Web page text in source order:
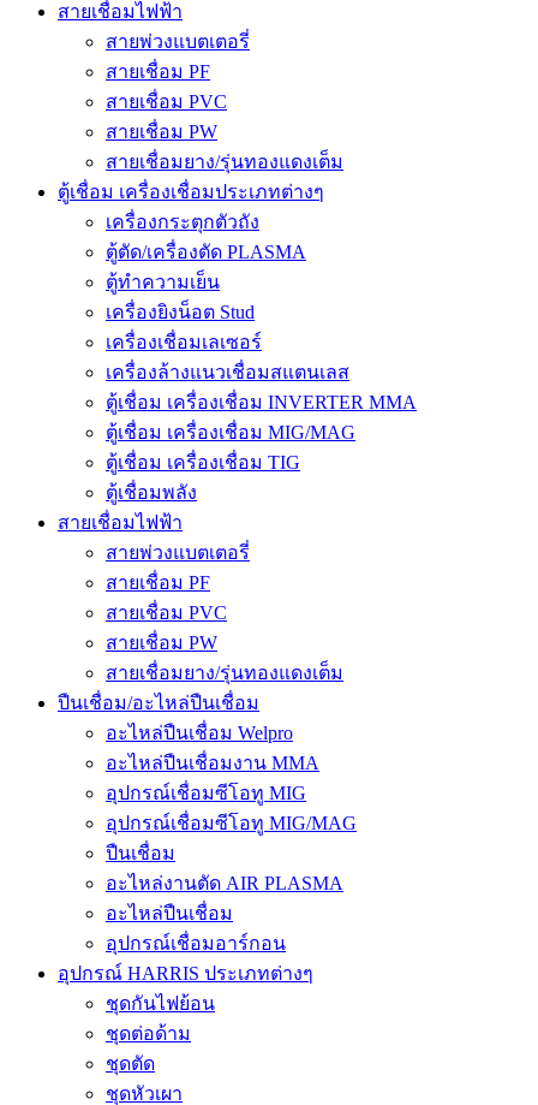
สายเชื่อมไฟฟ้า
สายพ่วงแบตเตอรี่
สายเชื่อม PF
สายเชื่อม PVC
สายเชื่อม PW
สายเชื่อมยาง/รุ่นทองแดงเต็ม
ตู้เชื่อม เครื่องเชื่อมประเภทต่างๆ
เครื่องกระตุกตัวถัง
ตู้ตัด/เครื่องตัด PLASMA
ตู้ทำความเย็น
เครื่องยิงน็อต Stud
เครื่องเชื่อมเลเซอร์
เครื่องล้างแนวเชื่อมสแตนเลส
ตู้เชื่อม เครื่องเชื่อม INVERTER MMA
ตู้เชื่อม เครื่องเชื่อม MIG/MAG
ตู้เชื่อม เครื่องเชื่อม TIG
ตู้เชื่อมพลัง
สายเชื่อมไฟฟ้า
สายพ่วงแบตเตอรี่
สายเชื่อม PF
สายเชื่อม PVC
สายเชื่อม PW
สายเชื่อมยาง/รุ่นทองแดงเต็ม
ปืนเชื่อม/อะไหล่ปืนเชื่อม
อะไหล่ปืนเชื่อม Welpro
อะไหล่ปืนเชื่อมงาน MMA
อุปกรณ์เชื่อมซีโอทู MIG
อุปกรณ์เชื่อมซีโอทู MIG/MAG
ปืนเชื่อม
อะไหล่งานตัด AIR PLASMA
อะไหล่ปืนเชื่อม
อุปกรณ์เชื่อมอาร์กอน
อุปกรณ์ HARRIS ประเภทต่างๆ
ชุดกันไฟย้อน
ชุดต่อด้าม
ชุดตัด
ชุดหัวเผา